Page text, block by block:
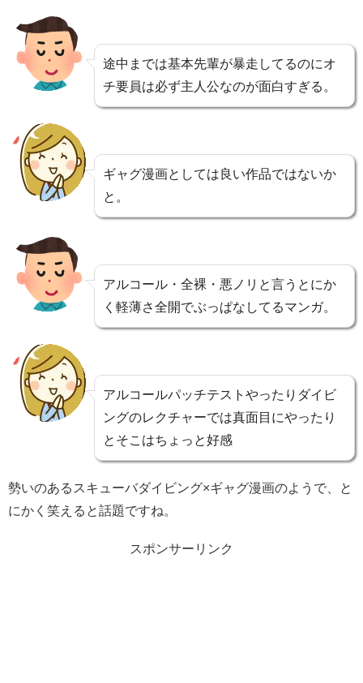
途中までは基本先輩が暴走してるのにオ
チ要員は必ず主人公なのが面白すぎる。
ギャグ漫画としては良い作品ではないか
と。
アルコール・全裸・悪ノリと言うとにか
く軽薄さ全開でぶっぱなしてるマンガ。
アルコールパッチテストやったりダイビ
ングのレクチャーでは真面目にやったり
とそこはちょっと好感
勢いのあるスキューバダイビング×ギャグ漫画のようで、と
にかく笑えると話題ですね。
スポンサーリンク